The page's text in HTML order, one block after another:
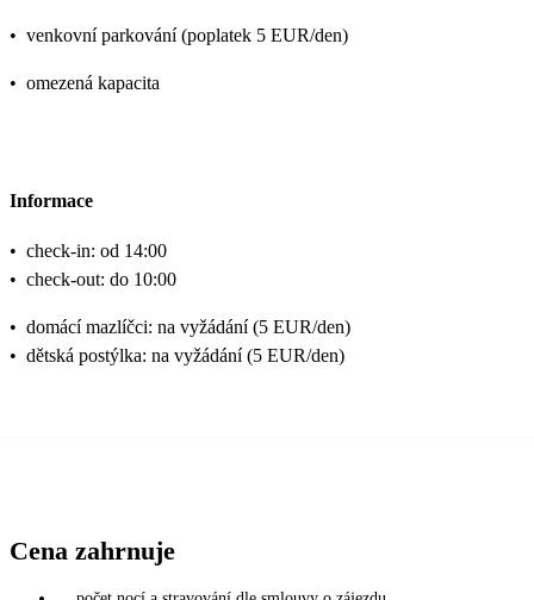
• venkovní parkování (poplatek 5 EUR/den)
• omezená kapacita
Informace
• check-in: od 14:00
• check-out: do 10:00
• domácí mazlíčci: na vyžádání (5 EUR/den)
• dětská postýlka: na vyžádání (5 EUR/den)
Cena zahrnuje